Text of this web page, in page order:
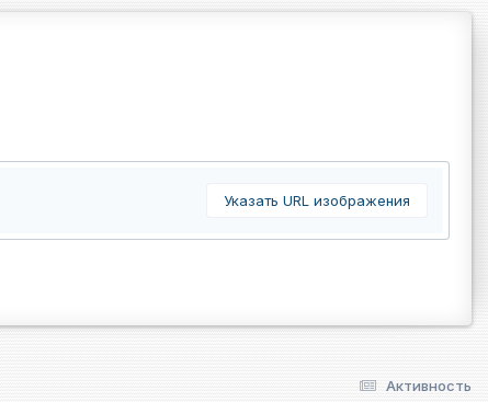
Указать URL изображения
Активность